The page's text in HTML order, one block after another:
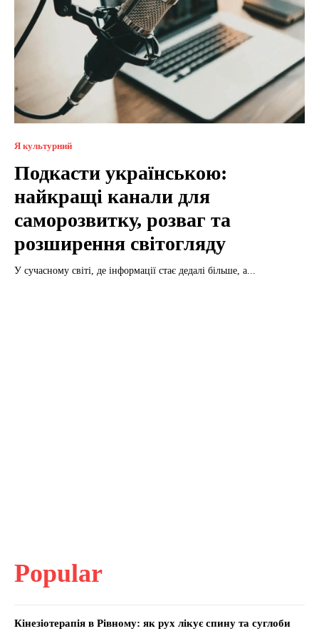
Я культурний
Подкасти українською:
найкращі канали для
саморозвитку, розваг та
розширення світогляду
У сучасному світі, де інформації стає дедалі більше, а...
Popular
Кінезіотерапія в Рівному: як рух лікує спину та суглоби